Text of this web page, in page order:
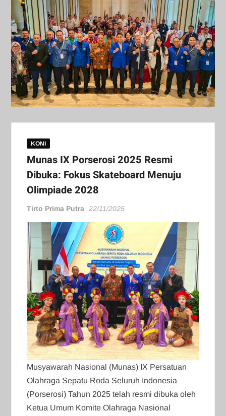
KONI
Munas IX Porserosi 2025 Resmi
Dibuka: Fokus Skateboard Menuju
Olimpiade 2028
Tirto Prima Putra 22/11/2025
Musyawarah Nasional (Munas) IX Persatuan
Olahraga Sepatu Roda Seluruh Indonesia
(Porserosi) Tahun 2025 telah resmi dibuka oleh
Ketua Umum Komite Olahraga Nasional